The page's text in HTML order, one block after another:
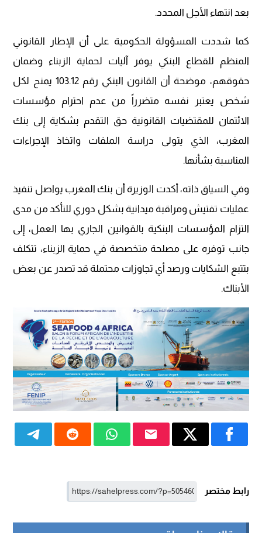
بعد انتهاء الأجل المحدد.
كما شددت المسؤولة الحكومية على أن الإطار القانوني
المنظم للقطاع البنكي يوفر آليات لحماية الزبناء وضمان
حقوقهم، موضحة أن القانون البنكي رقم 103.12 يمنح لكل
شخص يعتبر نفسه متضرراً من عدم احترام مؤسسات
الائتمان للمقتضيات القانونية حق التقدم بشكاية إلى بنك
المغرب، الذي يتولى دراسة الملفات واتخاذ الإجراءات
المناسبة بشأنها.
وفي السياق ذاته، أكدت الوزيرة أن بنك المغرب يواصل تنفيذ
عمليات تفتيش ومراقبة ميدانية بشكل دوري للتأكد من مدى
التزام المؤسسات البنكية بالقوانين الجاري بها العمل، إلى
جانب توفره على مصلحة متخصصة في حماية الزبناء، تتكلف
بتتبع الشكايات ورصد أي تجاوزات محتملة قد تصدر عن بعض
الأبناك.
رابط مختصر